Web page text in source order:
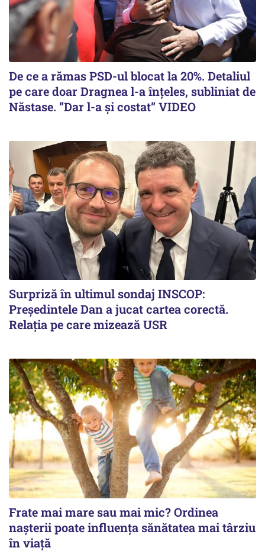
De ce a rămas PSD-ul blocat la 20%. Detaliul
pe care doar Dragnea l-a înțeles, subliniat de
Năstase. ”Dar l-a și costat” VIDEO
Surpriză în ultimul sondaj INSCOP:
Președintele Dan a jucat cartea corectă.
Relația pe care mizează USR
Frate mai mare sau mai mic? Ordinea
nașterii poate influența sănătatea mai târziu
în viață